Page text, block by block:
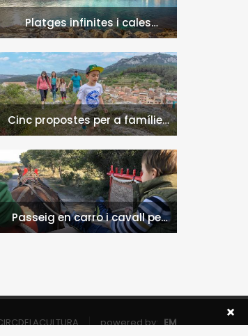
Platges infinites i cales
naturals a l'Hospitalet de
l'Infant i la Vall de Llors
Cinc propostes per a famílies
a l'Hospitalet de l'Infant i la
Vall de Llors
Passeig en carro i cavall per
l'entorn de Nulles
powered by: EM